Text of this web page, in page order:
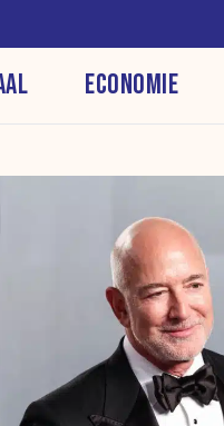
ECONOMIE